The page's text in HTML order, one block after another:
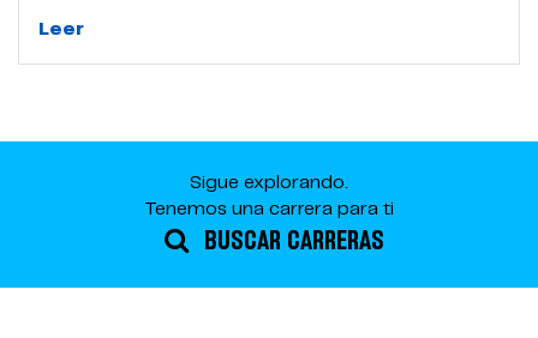
Leer
Sigue explorando.
Tenemos una carrera para ti
BUSCAR CARRERAS